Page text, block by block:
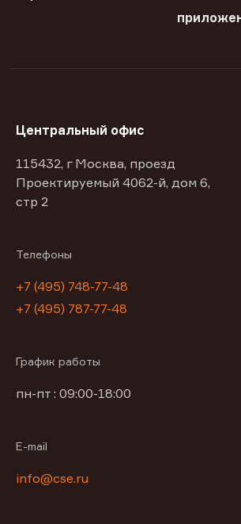
Центральный офис
115432, г Москва, проезд
Проектируемый 4062-й, дом 6,
стр 2
Телефоны
+7 (495) 748-77-48
+7 (495) 787-77-48
График работы
пн-пт : 09:00-18:00
E-mail
info@cse.ru